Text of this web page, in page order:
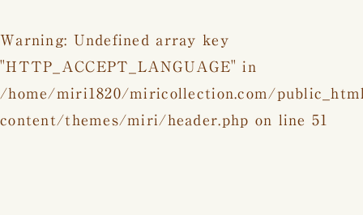
Warning: Undefined array key
"HTTP_ACCEPT_LANGUAGE" in
/home/miri1820/miricollection.com/
content/themes/miri/header.php on line 51